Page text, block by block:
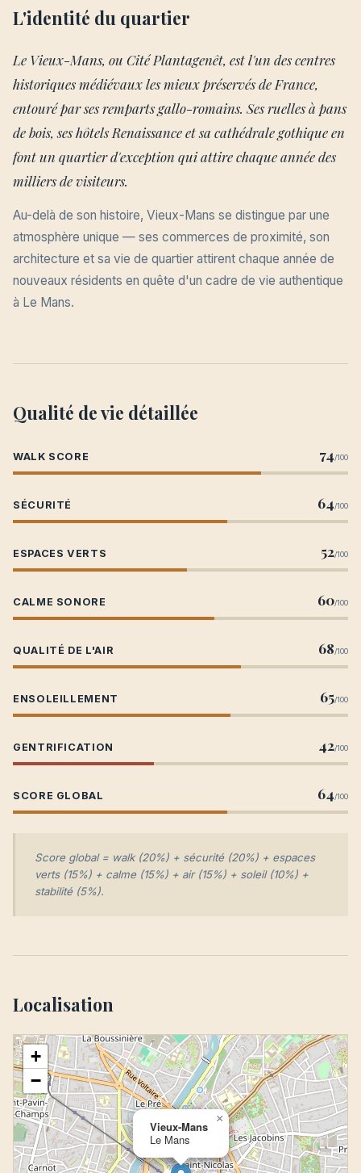
L'identité du quartier
Le Vieux-Mans, ou Cité Plantagenêt, est l'un des centres
historiques médiévaux les mieux préservés de France,
entouré par ses remparts gallo-romains. Ses ruelles à pans
de bois, ses hôtels Renaissance et sa cathédrale gothique en
font un quartier d'exception qui attire chaque année des
milliers de visiteurs.
Au-delà de son histoire, Vieux-Mans se distingue par une
atmosphère unique — ses commerces de proximité, son
architecture et sa vie de quartier attirent chaque année de
nouveaux résidents en quête d'un cadre de vie authentique
à Le Mans.
Qualité de vie détaillée
WALK SCORE 74/100
SÉCURITÉ 64/100
ESPACES VERTS 52/100
CALME SONORE 60/100
QUALITÉ DE L'AIR 68/100
ENSOLEILLEMENT 65/100
GENTRIFICATION 42/100
SCORE GLOBAL 64/100
Score global = walk (20%) + sécurité (20%) + espaces
verts (15%) + calme (15%) + air (15%) + soleil (10%) +
stabilité (5%).
Localisation
Vieux-Mans
Le Mans
×
+
−